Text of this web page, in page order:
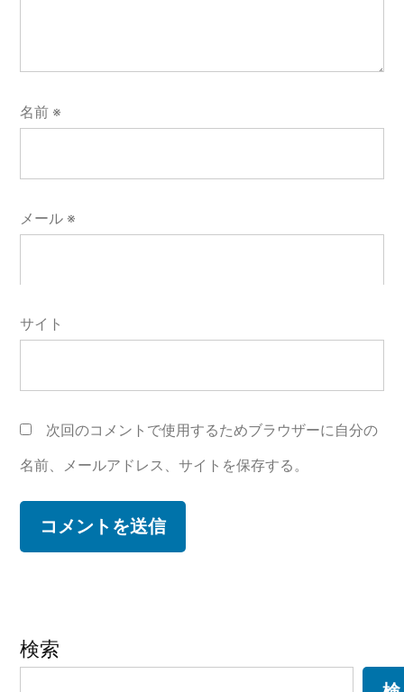
名前 ※
メール ※
サイト
次回のコメントで使用するためブラウザーに自分の
名前、メールアドレス、サイトを保存する。
検索